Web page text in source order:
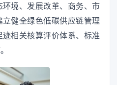
境、发展改革、商务、市
健全绿色低碳供应链管理
相关核算评价体系、标准